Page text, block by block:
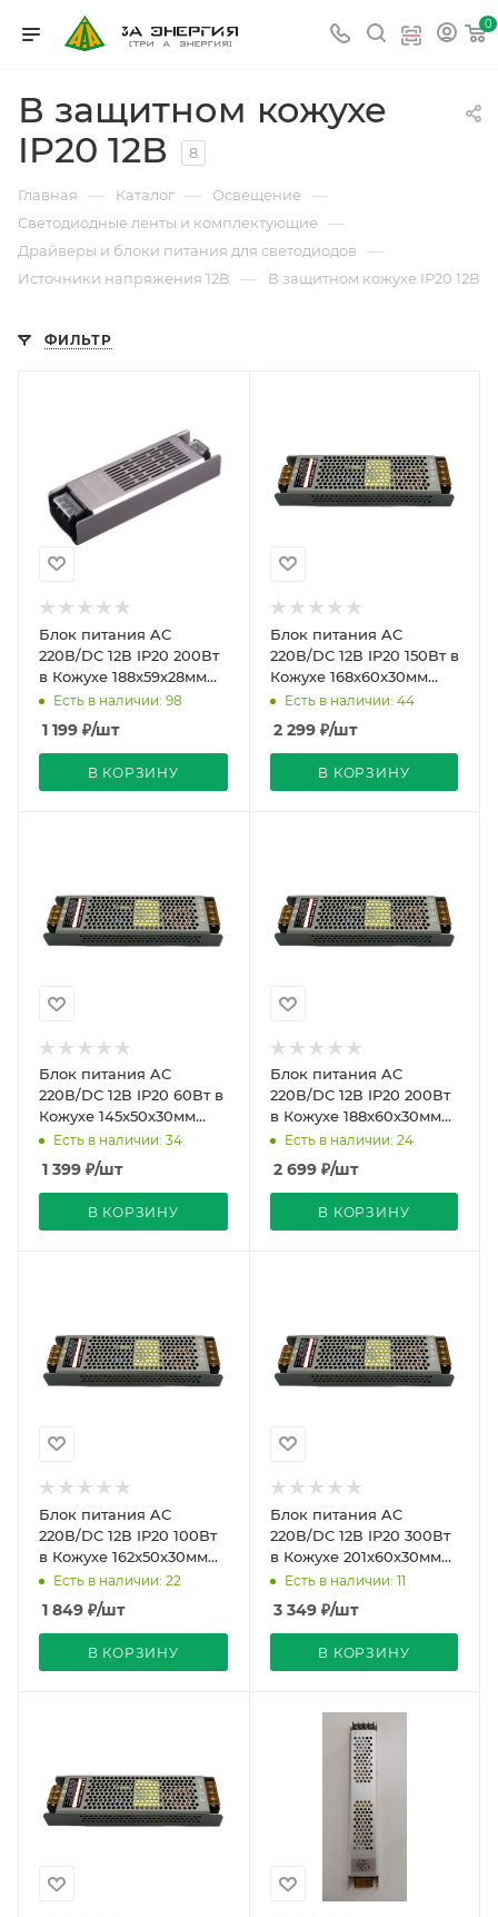
0
В защитном кожухе
IP20 12В
8
Главная — Каталог — Освещение —
Светодиодные ленты и комплектующие —
Драйверы и блоки питания для светодиодов —
Источники напряжения 12В — В защитном кожухе IP20 12В
ФИЛЬТР
Блок питания AC
220В/DC 12В IP20 200Вт
в Кожухе 188x59x28мм
Compound Strait
REDIGLE (45)
Есть в наличии: 98
1 199 ₽/шт
В КОРЗИНУ
Блок питания AC
220В/DC 12В IP20 150Вт в
Кожухе 168x60x30мм
Compound Strait PRO
REDIGLE (50)
Есть в наличии: 44
2 299₽/шт
В КОРЗИНУ
Блок питания AC
220В/DC 12В IP20 60Вт в
Кожухе 145x50x30мм
Compound Strait PRO
REDIGLE (80)
Есть в наличии: 34
1 399 ₽/шт
В КОРЗИНУ
Блок питания AC
220В/DC 12В IP20 200Вт
в Кожухе 188x60x30мм
Compound Strait PRO
REDIGLE (45)
Есть в наличии: 24
2 699₽/шт
В КОРЗИНУ
Блок питания AC
220В/DC 12В IP20 100Вт
в Кожухе 162x50x30мм
Compound Strait PRO
REDIGLE (60)
Есть в наличии: 22
1 849 ₽/шт
В КОРЗИНУ
Блок питания AC
220В/DC 12В IP20 300Вт
в Кожухе 201x60x30мм
Compound Strait PRO
REDIGLE (45)
Есть в наличии: 11
3 349₽/шт
В КОРЗИНУ